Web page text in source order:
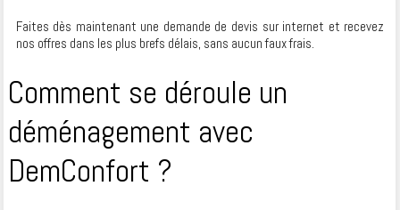
Faites dès maintenant une demande de devis sur internet et recevez
nos offres dans les plus brefs délais, sans aucun faux frais.
Comment se déroule un
déménagement avec
DemConfort ?